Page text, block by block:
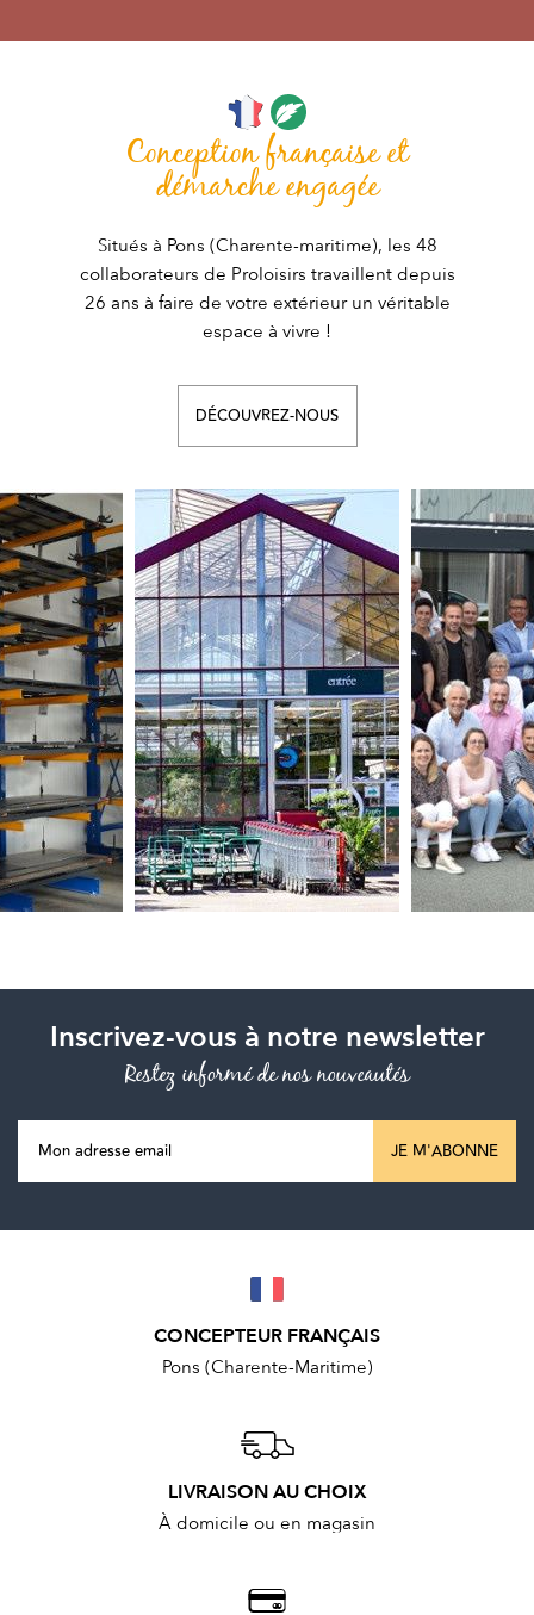
Conception française et
démarche engagée
Situés à Pons (Charente-maritime), les 48
collaborateurs de Proloisirs travaillent depuis
26 ans à faire de votre extérieur un véritable
espace à vivre !
DÉCOUVREZ-NOUS
Inscrivez-vous à notre newsletter
Restez informé de nos nouveautés
JE M'ABONNE
CONCEPTEUR FRANÇAIS
Pons (Charente-Maritime)
LIVRAISON AU CHOIX
À domicile ou en magasin